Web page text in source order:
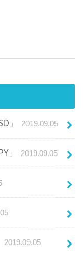
」 2019.09.05
」 2019.09.05
2019.09.05